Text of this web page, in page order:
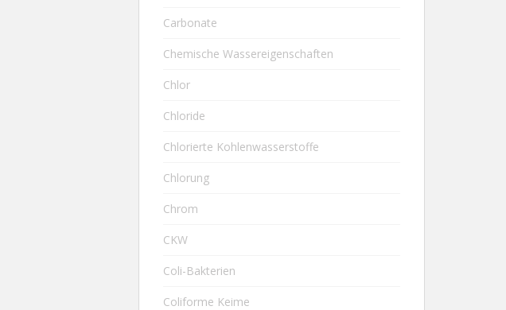
Carbonate
Chemische Wassereigenschaften
Chlor
Chloride
Chlorierte Kohlenwasserstoffe
Chlorung
Chrom
CKW
Coli-Bakterien
Coliforme Keime